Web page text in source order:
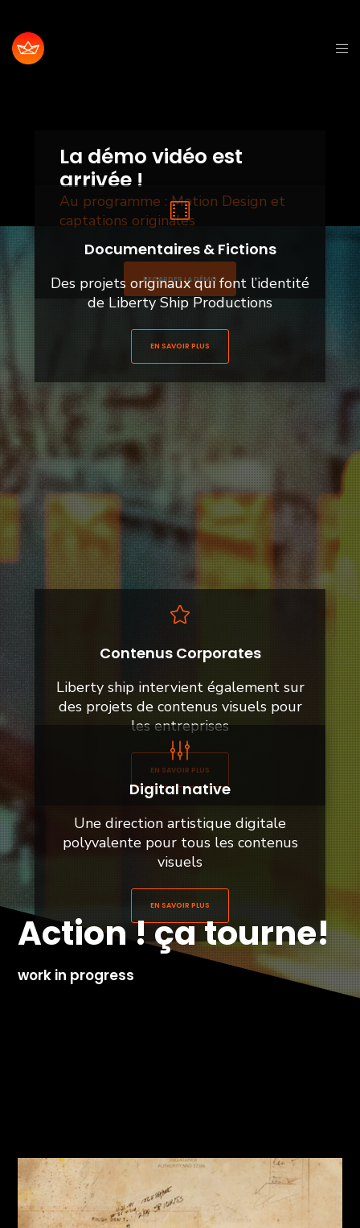
La démo vidéo est
arrivée !
Au programme : Motion Design et
captations originales
REGARDER LA DÉMO
Documentaires & Fictions
Des projets originaux qui font l’identité
de Liberty Ship Productions
EN SAVOIR PLUS
Contenus Corporates
Liberty ship intervient également sur
des projets de contenus visuels pour
les entreprises
EN SAVOIR PLUS
Digital native
Une direction artistique digitale
polyvalente pour tous les contenus
visuels
EN SAVOIR PLUS
Action ! ça tourne!
work in progress